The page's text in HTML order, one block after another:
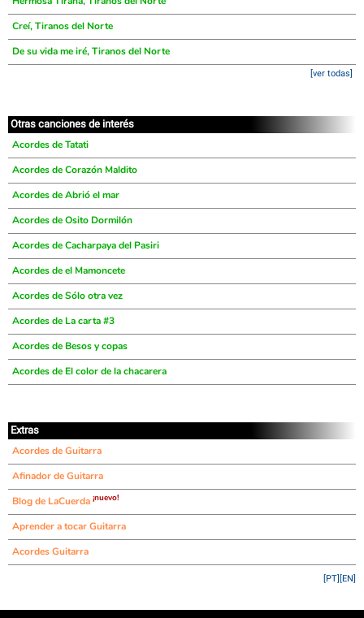
Creí, Tiranos del Norte
De su vida me iré, Tiranos del Norte
[ver todas]
Otras canciones de interés
Acordes de Tatati
Acordes de Corazón Maldito
Acordes de Abrió el mar
Acordes de Osito Dormilón
Acordes de Cacharpaya del Pasiri
Acordes de el Mamoncete
Acordes de Sólo otra vez
Acordes de La carta #3
Acordes de Besos y copas
Acordes de El color de la chacarera
Extras
Acordes de Guitarra
Afinador de Guitarra
Blog de LaCuerda ¡nuevo!
Aprender a tocar Guitarra
Acordes Guitarra
[EN]
[PT]